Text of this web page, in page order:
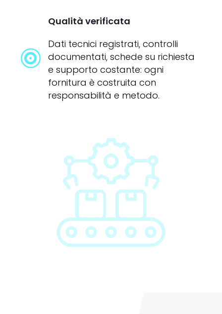

Qualità verificata
Dati tecnici registrati, controlli
documentati, schede su richiesta
e supporto costante: ogni
fornitura è costruita con
responsabilità e metodo.